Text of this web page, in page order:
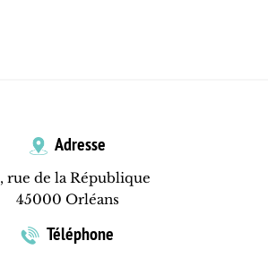
Adresse
rue de la République
45000 Orléans
Téléphone